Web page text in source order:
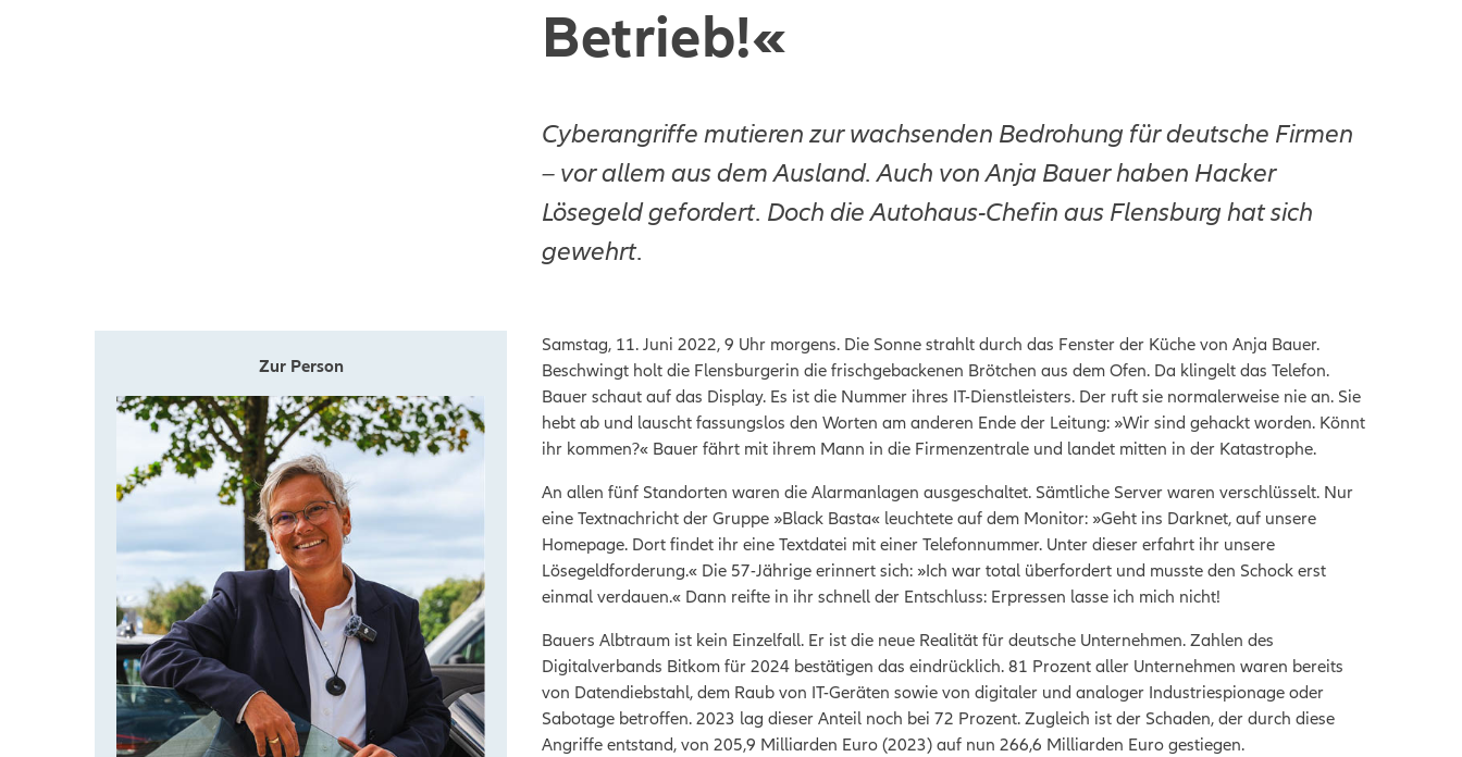
Betrieb!«
Cyberangriffe mutieren zur wachsenden Bedrohung für deutsche Firmen
– vor allem aus dem Ausland. Auch von Anja Bauer haben Hacker
Lösegeld gefordert. Doch die Autohaus-Chefin aus Flensburg hat sich
gewehrt.
Zur Person
Samstag, 11. Juni 2022, 9 Uhr morgens. Die Sonne strahlt durch das Fenster der Küche von Anja Bauer.
Beschwingt holt die Flensburgerin die frischgebackenen Brötchen aus dem Ofen. Da klingelt das Telefon.
Bauer schaut auf das Display. Es ist die Nummer ihres IT-Dienstleisters. Der ruft sie normalerweise nie an. Sie
hebt ab und lauscht fassungslos den Worten am anderen Ende der Leitung: »Wir sind gehackt worden. Könnt
ihr kommen?« Bauer fährt mit ihrem Mann in die Firmenzentrale und landet mitten in der Katastrophe.
An allen fünf Standorten waren die Alarmanlagen ausgeschaltet. Sämtliche Server waren verschlüsselt. Nur
eine Textnachricht der Gruppe »Black Basta« leuchtete auf dem Monitor: »Geht ins Darknet, auf unsere
Homepage. Dort findet ihr eine Textdatei mit einer Telefonnummer. Unter dieser erfahrt ihr unsere
Lösegeldforderung.« Die 57-Jährige erinnert sich: »Ich war total überfordert und musste den Schock erst
einmal verdauen.« Dann reifte in ihr schnell der Entschluss: Erpressen lasse ich mich nicht!
Bauers Albtraum ist kein Einzelfall. Er ist die neue Realität für deutsche Unternehmen. Zahlen des
Digitalverbands Bitkom für 2024 bestätigen das eindrücklich. 81 Prozent aller Unternehmen waren bereits
von Datendiebstahl, dem Raub von IT-Geräten sowie von digitaler und analoger Industriespionage oder
Sabotage betroffen. 2023 lag dieser Anteil noch bei 72 Prozent. Zugleich ist der Schaden, der durch diese
Angriffe entstand, von 205,9 Milliarden Euro (2023) auf nun 266,6 Milliarden Euro gestiegen.